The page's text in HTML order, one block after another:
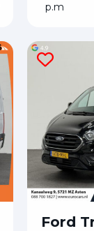
p.m
Ford